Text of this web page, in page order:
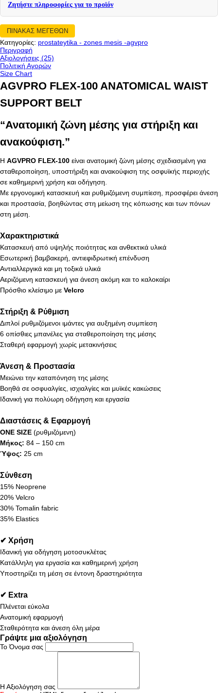
Ζητήστε πληροφορίες για το προϊόν
ΠΙΝΑΚΑΣ ΜΕΓΕΘΩΝ
Κατηγορίες: prostateytika - zones mesis -agvpro
Περιγραφή
Αξιολογήσεις (25)
Πολιτική Αγορών
Size Chart
AGVPRO FLEX-100 ANATOMICAL WAIST
SUPPORT BELT
“Ανατομική ζώνη μέσης για στήριξη και
ανακούφιση.”
Η AGVPRO FLEX-100 είναι ανατομική ζώνη μέσης σχεδιασμένη για
σταθεροποίηση, υποστήριξη και ανακούφιση της οσφυϊκής περιοχής
σε καθημερινή χρήση και οδήγηση.
Με εργονομική κατασκευή και ρυθμιζόμενη συμπίεση, προσφέρει άνεση
και προστασία, βοηθώντας στη μείωση της κόπωσης και των πόνων
στη μέση.
Χαρακτηριστικά
Κατασκευή από υψηλής ποιότητας και ανθεκτικά υλικά
Εσωτερική βαμβακερή, αντιεφιδρωτική επένδυση
Αντιαλλεργικά και μη τοξικά υλικά
Αεριζόμενη κατασκευή για άνεση ακόμη και το καλοκαίρι
Πρόσθιο κλείσιμο με Velcro
Στήριξη & Ρύθμιση
Διπλοί ρυθμιζόμενοι ιμάντες για αυξημένη συμπίεση
6 οπίσθιες μπανέλες για σταθεροποίηση της μέσης
Σταθερή εφαρμογή χωρίς μετακινήσεις
Άνεση & Προστασία
Μειώνει την καταπόνηση της μέσης
Βοηθά σε οσφυαλγίες, ισχιαλγίες και μυϊκές κακώσεις
Ιδανική για πολύωρη οδήγηση και εργασία
Διαστάσεις & Εφαρμογή
ONE SIZE (ρυθμιζόμενη)
Μήκος: 84 – 150 cm
Ύψος: 25 cm
Σύνθεση
15% Neoprene
20% Velcro
30% Tomalin fabric
35% Elastics
✔ Χρήση
Ιδανική για οδήγηση μοτοσυκλέτας
Κατάλληλη για εργασία και καθημερινή χρήση
Υποστηρίζει τη μέση σε έντονη δραστηριότητα
✔ Extra
Πλένεται εύκολα
Ανατομική εφαρμογή
Σταθερότητα και άνεση όλη μέρα
Γράψτε μια αξιολόγηση
Το Όνομα σας
Η Αξιολόγηση σας